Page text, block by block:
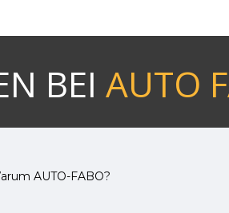
BEI AUTO
AUTO-FABO?